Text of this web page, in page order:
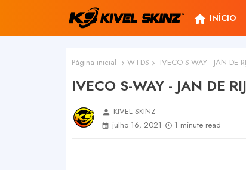
home INÍCIO
Página inicial WTDS IVECO S-WAY - JAN DE
IVECO S-WAY - JAN DE
person KIVEL SKINZ
julho 16, 2021
1 minute read